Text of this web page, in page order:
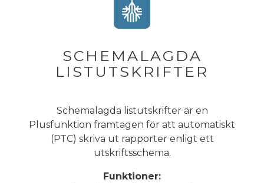
SCHEMALAGDA
LISTUTSKRIFTER
Schemalagda listutskrifter är en
Plusfunktion framtagen för att automatiskt
(PTC) skriva ut rapporter enligt ett
utskriftsschema.
Funktioner: